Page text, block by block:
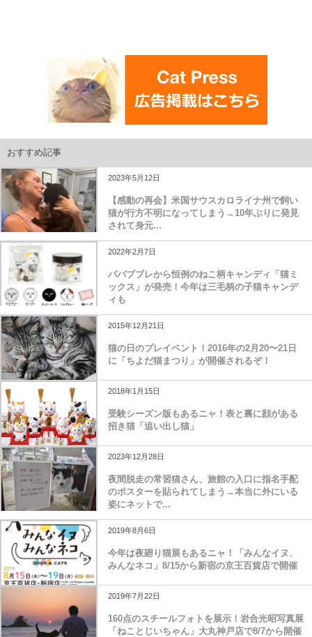
おすすめ記事
2023年5月12日
【感動の再会】米国サウスカロライナ州で飼い
猫が行方不明になってしまう→10年ぶりに発見
されて身元...
2022年2月7日
パパブブレから恒例のねこ柄キャンディ「猫ミ
ックス」が発売！今年は三毛柄の子猫キャンデ
ィも
2015年12月21日
猫の日のプレイベント！2016年の2月20〜21日
に「ちよだ猫まつり」が開催されるぞ！
2018年1月15日
受験シーズン版もあるニャ！表と裏に顔がある
招き猫「追い出し猫」
2023年12月28日
夜間脱走の常習猫さん、旅館の入口に指名手配
のポスターを貼られてしまう→本当に外にいる
姿にネットで...
2019年8月6日
今年は夜廻り猫展もあるニャ！「みんなイヌ、
みんなネコ」8/15から新宿の京王百貨店で開催
2019年7月22日
160点のスチールフォトを展示！岩合光昭写真展
「ねことじいちゃん」大丸神戸店で8/7から開催